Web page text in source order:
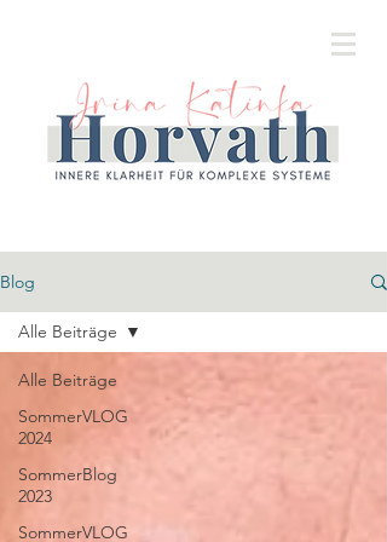
Blog
Alle Beiträge
SommerVLOG
2024
SommerBlog
2023
SommerVLOG
Alle Beiträge